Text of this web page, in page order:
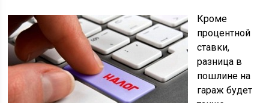
Кроме
процентной
ставки,
разница в
пошлине на
гараж будет